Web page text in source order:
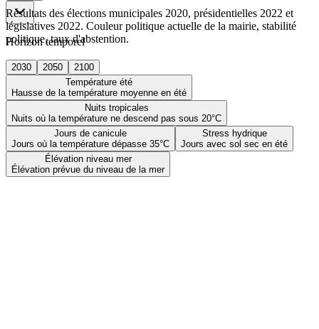
Horizon temporel
2030 2050
2100
Température été
Hausse de la température moyenne en été
Nuits tropicales
Nuits où la température ne descend pas sous 20°C
Jours de canicule
Jours où la température dépasse 35°C
Stress hydrique
Jours avec sol sec en été
Élévation niveau mer
Élévation prévue du niveau de la mer
Résultats des élections municipales 2020, présidentielles 2022 et
législatives 2022. Couleur politique actuelle de la mairie, stabilité
politique, taux d'abstention.